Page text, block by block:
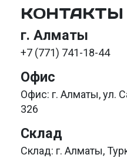
КОНТАКТЫ
г. Алматы
+7 (771) 741-18-44
Офис
Офис: г. Алматы, ул.
326
Склад
Склад: г. Алматы,